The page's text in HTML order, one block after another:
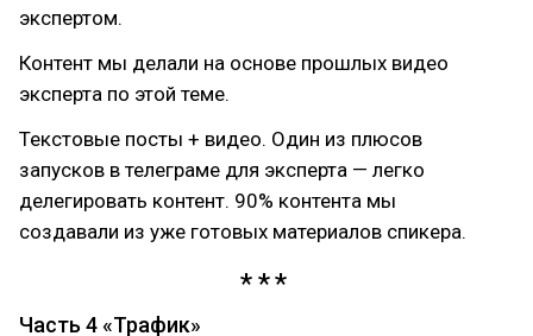
экспертом.
Контент мы делали на основе прошлых видео
эксперта по этой теме.
Текстовые посты + видео. Один из плюсов
запусков в телеграме для эксперта — легко
делегировать контент. 90% контента мы
создавали из уже готовых материалов спикера.
Часть 4 «Трафик»